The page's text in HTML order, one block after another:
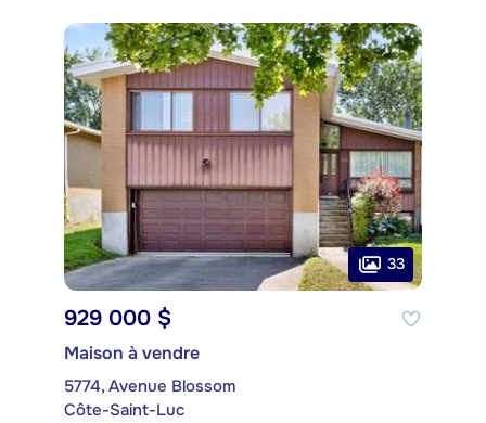
33
929 000 $
Maison à vendre
5774, Avenue Blossom
Côte-Saint-Luc